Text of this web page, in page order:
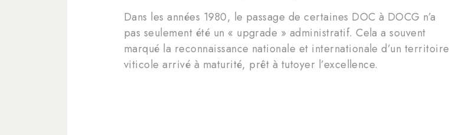
Dans les années 1980, le passage de certaines DOC à DOCG n’a
pas seulement été un « upgrade » administratif. Cela a souvent
marqué la reconnaissance nationale et internationale d’un territoire
viticole arrivé à maturité, prêt à tutoyer l’excellence.